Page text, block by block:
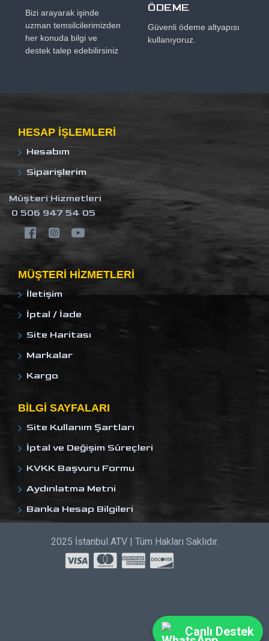
Bizi arayarak işinde
uzman temsilcilerimizden
her konuda bilgi ve
destek talep edebilirsiniz
ÖDEME
Güvenli ödeme altyapısı
kullanıyoruz.
HESAP IŞLEMLERI
Hesabım
Siparişlerim
Müşteri Hizmetleri
0 506 947 54 05
MÜŞTERI HIZMETLERI
İletişim
İptal / İade
Site Haritası
Markalar
Kargo
BILGI SAYFALARI
Site Kullanım Şartları
İptal ve Değişim Süreçleri
KVKK Başvuru Formu
Aydınlatma Metni
Banka Hesap Bilgileri
2025 İstanbul ATV | Tüm Hakları Saklıdır.
Canlı Destek